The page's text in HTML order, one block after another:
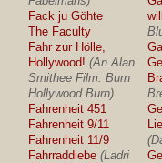
Fack ju Göhte
The Faculty
Fahr zur Hölle,
Hollywood! (An Alan
Smithee Film: Burn
Hollywood Burn)
Fahrenheit 451
Fahrenheit 9/11
Fahrenheit 11/9
Fahrraddiebe (Ladri